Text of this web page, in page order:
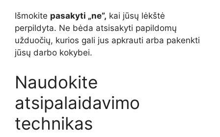
Išmokite pasakyti „ne”, kai jūsų lėkštė
perpildyta. Ne bėda atsisakyti papildomų
užduočių, kurios gali jus apkrauti arba pakenkti
jūsų darbo kokybei.
Naudokite
atsipalaidavimo
technikas